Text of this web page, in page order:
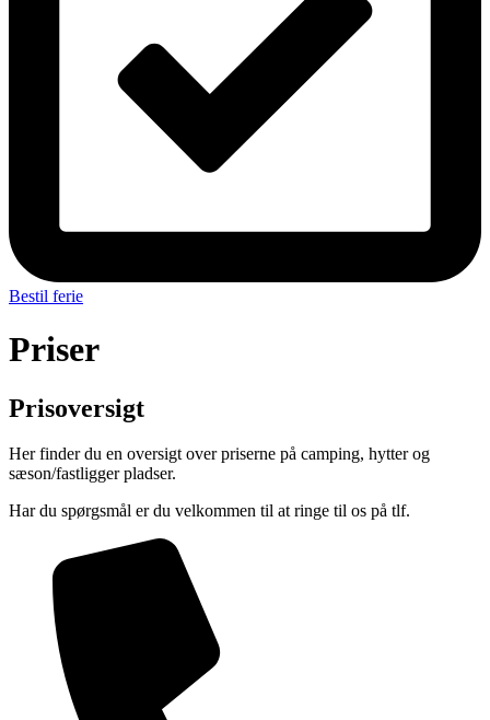
Bestil ferie
Priser
Prisoversigt
Her finder du en oversigt over priserne på camping, hytter og
sæson/fastligger pladser.
Har du spørgsmål er du velkommen til at ringe til os på tlf.